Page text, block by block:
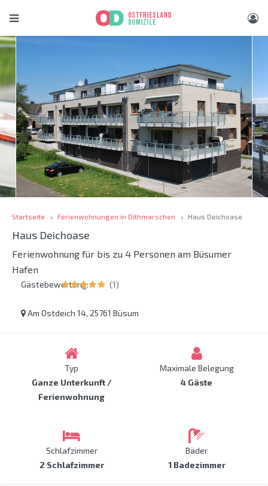
Startseite Ferienwohnungen in Dithmarschen Haus Deichoase
Haus Deichoase
Ferienwohnung für bis zu 4 Personen am Büsumer
Hafen
Gästebewertung: (1)
Am Ostdeich 14, 25761 Büsum
Typ
Ganze Unterkunft /
Ferienwohnung
Maximale Belegung
4 Gäste
Schlafzimmer
2 Schlafzimmer
Bäder
1 Badezimmer